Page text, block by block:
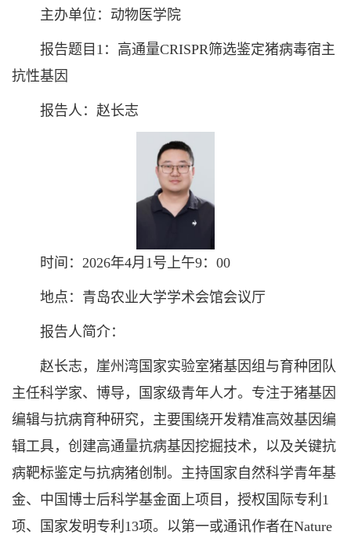
主办单位：动物医学院
报告题目1：高通量CRISPR筛选鉴定猪病毒宿主
抗性基因
报告人：赵长志
时间：2026年4月1号上午9：00
地点：青岛农业大学学术会馆会议厅
报告人简介：
赵长志，崖州湾国家实验室猪基因组与育种团队
主任科学家、博导，国家级青年人才。专注于猪基因
编辑与抗病育种研究，主要围绕开发精准高效基因编
辑工具，创建高通量抗病基因挖掘技术，以及关键抗
病靶标鉴定与抗病猪创制。主持国家自然科学青年基
金、中国博士后科学基金面上项目，授权国际专利1
项、国家发明专利13项。以第一或通讯作者在Nature